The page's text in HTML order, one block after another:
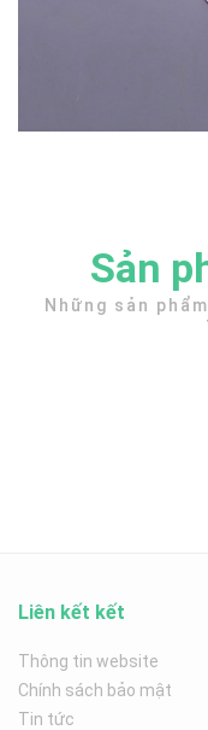
Sản
Những sản
Liên kết kết
Thông tin website
Chính sách bảo mật
Tin tức